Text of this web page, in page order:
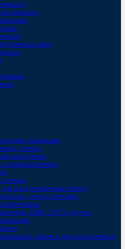
покраску
работ
вкладыши
пленки
инструмент
и приспособления
пола (ремонтные смеси)
пола, стен и потолков
ПВХ, LVT и других
обоев и других настенных